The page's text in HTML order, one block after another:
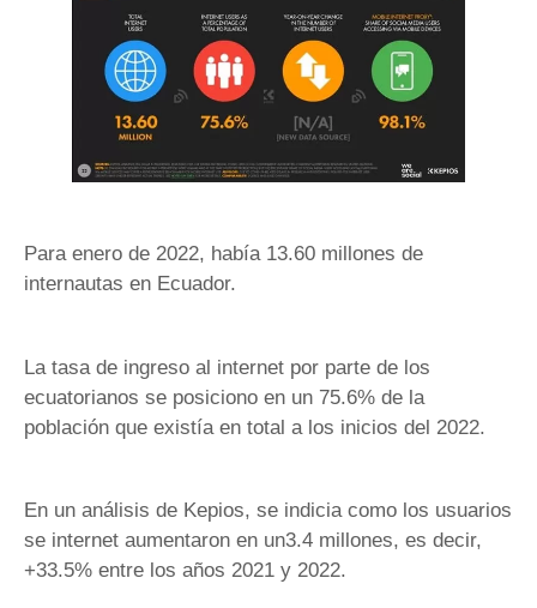
Para enero de 2022, había 13.60 millones de
internautas en Ecuador.
La tasa de ingreso al internet por parte de los
ecuatorianos se posiciono en un 75.6% de la
población que existía en total a los inicios del 2022.
En un análisis de Kepios, se indicia como los usuarios
se internet aumentaron en un3.4 millones, es decir,
+33.5% entre los años 2021 y 2022.